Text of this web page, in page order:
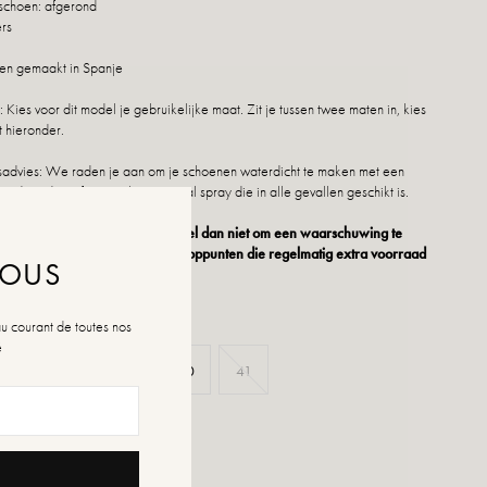
afgerond
gemaakt in Spanje
voor dit model je gebruikelijke maat. Zit je tussen twee maten in, kies
hieronder.
We raden je aan om je schoenen waterdicht te maken met een
product of een multi-materiaal spray die in alle gevallen geschikt is.
niet meer beschikbaar is, aarzel dan niet om een waarschuwing te
onze verschillende verkooppunten die regelmatig extra voorraad
40 41
courant de toutes nos